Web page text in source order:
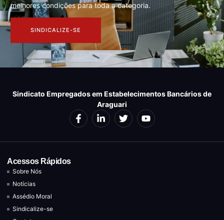
melhores condições para toda a categoria.
SINDICALIZE-SE
Sindicato Empregados em Estabelecimentos Bancários de
Araguari
Acessos Rápidos
Sobre Nós
Notícias
Assédio Moral
Sindicalize-se